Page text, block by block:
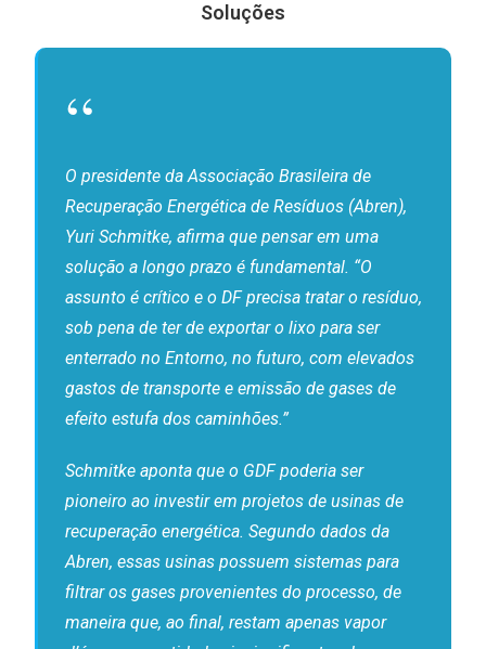
Soluções
O presidente da Associação Brasileira de
Recuperação Energética de Resíduos (Abren),
Yuri Schmitke, afirma que pensar em uma
solução a longo prazo é fundamental. “O
assunto é crítico e o DF precisa tratar o resíduo,
sob pena de ter de exportar o lixo para ser
enterrado no Entorno, no futuro, com elevados
gastos de transporte e emissão de gases de
efeito estufa dos caminhões.”
Schmitke aponta que o GDF poderia ser
pioneiro ao investir em projetos de usinas de
recuperação energética. Segundo dados da
Abren, essas usinas possuem sistemas para
filtrar os gases provenientes do processo, de
maneira que, ao final, restam apenas vapor